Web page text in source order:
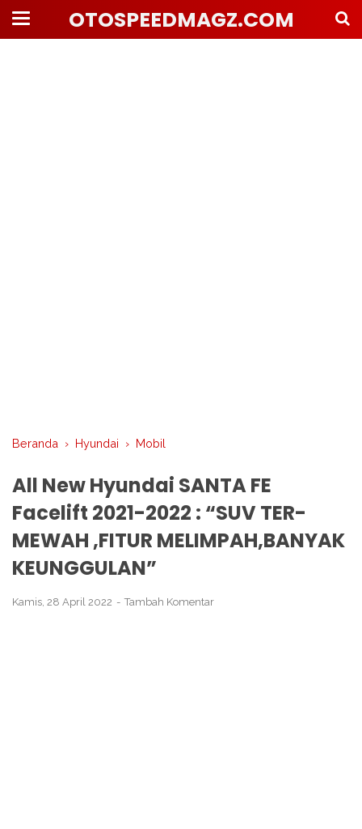
OTOSPEEDMAGZ.COM
Beranda › Hyundai › Mobil
All New Hyundai SANTA FE
Facelift 2021-2022 : “SUV TER-
MEWAH ,FITUR MELIMPAH,BANYAK
KEUNGGULAN”
Kamis, 28 April 2022 Tambah Komentar